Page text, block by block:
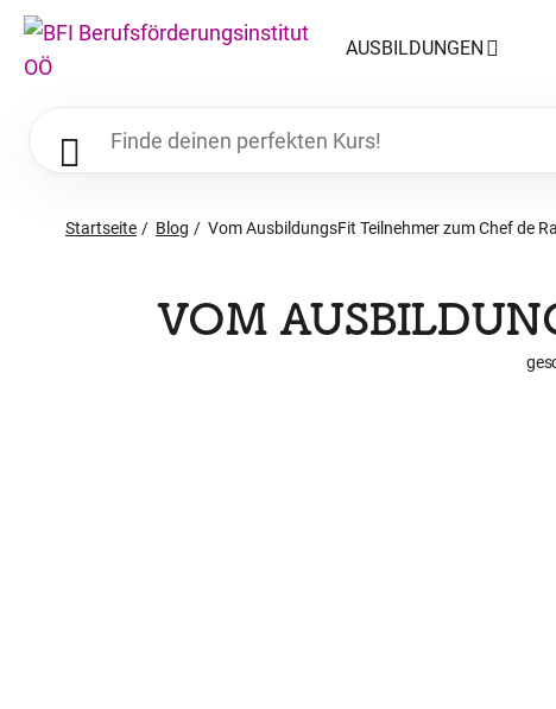
AUSBILDUNGEN
Startseite Blog Vom AusbildungsFit Teilnehmer zum Chef de
VOM